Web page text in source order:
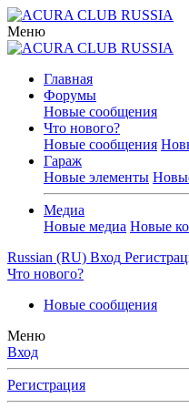
Меню
Главная
Форумы
Новые сообщения
Что нового?
Новые сообщения
Гараж
Новые элементы
Медиа
Новые медиа Новые
Russian (RU) Вход
Что нового?
Новые сообщения
Меню
Вход
Регистрация